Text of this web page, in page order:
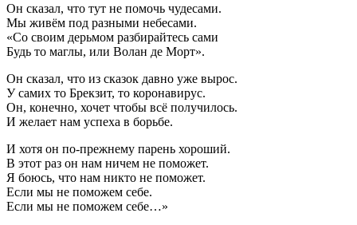
Он сказал, что тут не помочь чудесами.
Мы живём под разными небесами.
«Со своим дерьмом разбирайтесь сами
Будь то маглы, или Волан де Морт».
Он сказал, что из сказок давно уже вырос.
У самих то Брекзит, то коронавирус.
Он, конечно, хочет чтобы всё получилось.
И желает нам успеха в борьбе.
И хотя он по-прежнему парень хороший.
В этот раз он нам ничем не поможет.
Я боюсь, что нам никто не поможет.
Если мы не поможем себе.
Если мы не поможем себе…»